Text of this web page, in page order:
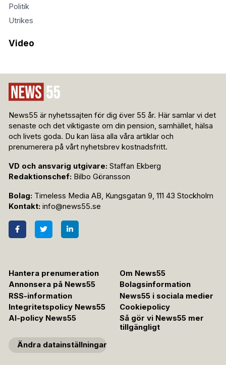
Politik
Utrikes
Video
News55 är nyhetssajten för dig över 55 år. Här samlar vi det
senaste och det viktigaste om din pension, samhället, hälsa
och livets goda. Du kan läsa alla våra artiklar och
prenumerera på vårt nyhetsbrev kostnadsfritt.
VD och ansvarig utgivare: Staffan Ekberg
Redaktionschef: Bilbo Göransson
Bolag: Timeless Media AB, Kungsgatan 9, 111 43 Stockholm
Kontakt: info@news55.se
Hantera prenumeration
Om News55
Annonsera på News55
Bolagsinformation
RSS-information
News55 i sociala medier
Integritetspolicy News55
Cookiepolicy
AI-policy News55
Så gör vi News55 mer
tillgängligt
Ändra datainställningar